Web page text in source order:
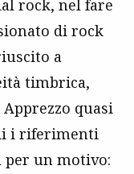
rock, nel fare
di rock
a
timbrica,
quasi
i riferimenti
per un motivo: